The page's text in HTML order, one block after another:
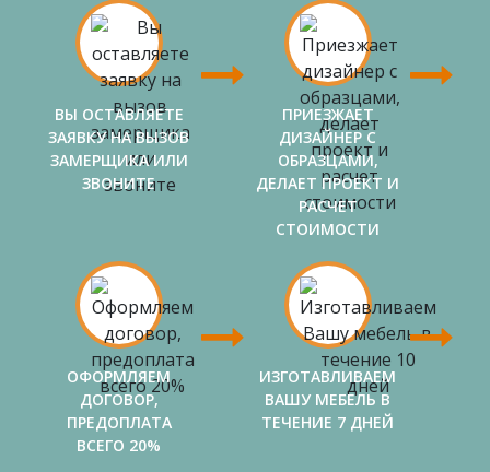
ВЫ ОСТАВЛЯЕТЕ
ЗАЯВКУ НА ВЫЗОВ
ЗАМЕРЩИКА ИЛИ
ЗВОНИТЕ
ПРИЕЗЖАЕТ
ДИЗАЙНЕР С
ОБРАЗЦАМИ,
ДЕЛАЕТ ПРОЕКТ И
РАСЧЕТ
СТОИМОСТИ
ОФОРМЛЯЕМ
ДОГОВОР,
ПРЕДОПЛАТА
ВСЕГО 20%
ИЗГОТАВЛИВАЕМ
ВАШУ МЕБЕЛЬ В
ТЕЧЕНИЕ 7 ДНЕЙ